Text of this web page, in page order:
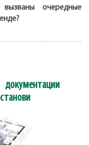
очередные